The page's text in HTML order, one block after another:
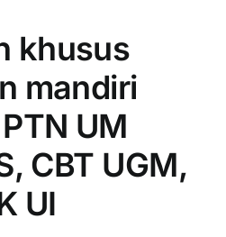
US
khusus
mandiri
UM
CBT UGM,
UI